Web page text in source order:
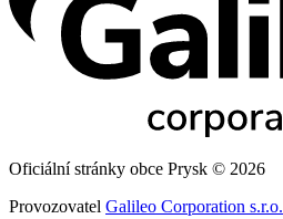
Oficiální stránky obce Prysk © 2026
Provozovatel Galileo Corporation s.r.o.